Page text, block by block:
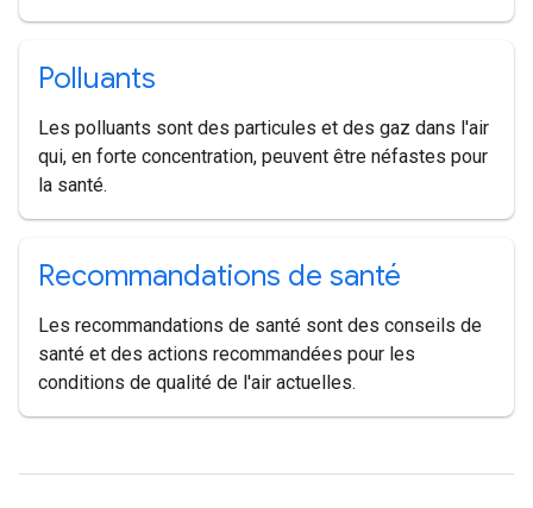
Polluants
Les polluants sont des particules et des gaz dans l'air
qui, en forte concentration, peuvent être néfastes pour
la santé.
Recommandations de santé
Les recommandations de santé sont des conseils de
santé et des actions recommandées pour les
conditions de qualité de l'air actuelles.